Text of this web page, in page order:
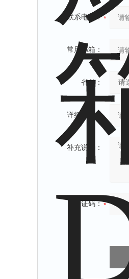
联系电话：
常用邮箱：
省份：
详细地址：
补充说明：
验证码：